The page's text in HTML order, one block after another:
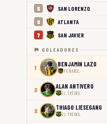
5 SAN LORENZO
6 ATLANTA
7 SAN JAVIER
🥅 GOLEADORES
1 BENJAMÍN LAZO
PEÑAROL
2 ALAN ANTIVERO
EL TRÉBOL
3 THIAGO LIESEGANG
EL TRÉBOL